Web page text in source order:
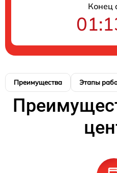
Конец
Преимущества Этапы